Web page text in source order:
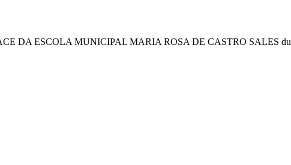
ACE DA ESCOLA MUNICIPAL MARIA ROSA DE CASTRO SALES